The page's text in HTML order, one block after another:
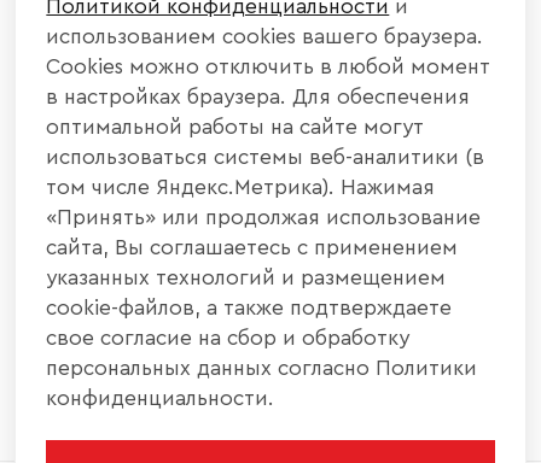
КАТАЛОГ МЕБЕЛИ
ИНФОРМАЦИЯ
НАШИ КОНТАКТЫ
+7 800 700 20 58
440004, г. Пенза, ул. Рябова, д. 31
info@interier-center.ru
Политикой конфиденциальности и
использованием cookies вашего браузера.
Cookies можно отключить в любой момент
в настройках браузера. Для обеспечения
оптимальной работы на сайте могут
использоваться системы веб-аналитики (в
том числе Яндекс.Метрика). Нажимая
«Принять» или продолжая использование
сайта, Вы соглашаетесь с применением
указанных технологий и размещением
cookie-файлов, а также подтверждаете
свое согласие на сбор и обработку
персональных данных согласно Политики
конфиденциальности.